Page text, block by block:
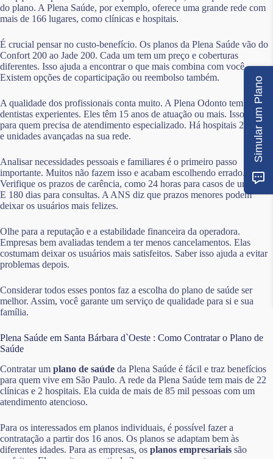
do plano. A Plena Saúde, por exemplo, oferece uma grande rede com
mais de 166 lugares, como clínicas e hospitais.
É crucial pensar no custo-benefício. Os planos da Plena Saúde vão do
Confort 200 ao Jade 200. Cada um tem um preço e coberturas
diferentes. Isso ajuda a encontrar o que mais combina com você.
Existem opções de coparticipação ou reembolso também.
A qualidade dos profissionais conta muito. A Plena Odonto tem
dentistas experientes. Eles têm 15 anos de atuação ou mais. Isso é bom
para quem precisa de atendimento especializado. Há hospitais 24 horas
e unidades avançadas na sua rede.
Analisar necessidades pessoais e familiares é o primeiro passo
importante. Muitos não fazem isso e acabam escolhendo errado.
Verifique os prazos de carência, como 24 horas para casos de urgência.
E 180 dias para consultas. A ANS diz que prazos menores podem
deixar os usuários mais felizes.
Olhe para a reputação e a estabilidade financeira da operadora.
Empresas bem avaliadas tendem a ter menos cancelamentos. Elas
costumam deixar os usuários mais satisfeitos. Saber isso ajuda a evitar
problemas depois.
Considerar todos esses pontos faz a escolha do plano de saúde ser
melhor. Assim, você garante um serviço de qualidade para si e sua
família.
Plena Saúde em Santa Bárbara d`Oeste : Como Contratar o Plano de
Saúde
Contratar um plano de saúde da Plena Saúde é fácil e traz benefícios
para quem vive em São Paulo. A rede da Plena Saúde tem mais de 22
clínicas e 2 hospitais. Ela cuida de mais de 85 mil pessoas com um
atendimento atencioso.
Para os interessados em planos individuais, é possível fazer a
contratação a partir dos 16 anos. Os planos se adaptam bem às
diferentes idades. Para as empresas, os planos empresariais são
Simular um Plano